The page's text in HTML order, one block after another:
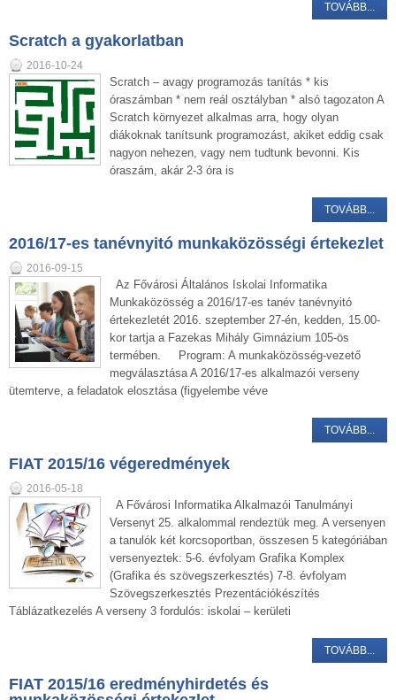
TOVÁBB...
Scratch a gyakorlatban
2016-10-24
Scratch – avagy programozás tanítás * kis
óraszámban * nem reál osztályban * alsó tagozaton A
Scratch környezet alkalmas arra, hogy olyan
diákoknak tanítsunk programozást, akiket eddig csak
nagyon nehezen, vagy nem tudtunk bevonni. Kis
óraszám, akár 2-3 óra is
TOVÁBB...
2016/17-es tanévnyitó munkaközösségi értekezlet
2016-09-15
Az Fővárosi Általános Iskolai Informatika
Munkaközösség a 2016/17-es tanév tanévnyitó
értekezletét 2016. szeptember 27-én, kedden, 15.00-
kor tartja a Fazekas Mihály Gimnázium 105-ös
termében. Program: A munkaközösség-vezető
megválasztása A 2016/17-es alkalmazói verseny
ütemterve, a feladatok elosztása (figyelembe véve
TOVÁBB...
FIAT 2015/16 végeredmények
2016-05-18
A Fővárosi Informatika Alkalmazói Tanulmányi
Versenyt 25. alkalommal rendeztük meg. A versenyen
a tanulók két korcsoportban, összesen 5 kategóriában
versenyeztek: 5-6. évfolyam Grafika Komplex
(Grafika és szövegszerkesztés) 7-8. évfolyam
Szövegszerkesztés Prezentációkészítés
Táblázatkezelés A verseny 3 fordulós: iskolai – kerületi
TOVÁBB...
FIAT 2015/16 eredményhirdetés és